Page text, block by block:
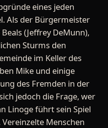
eines jeden
Als der Bürgermeister
(Jeffrey DeMunn),
Sturms den
im Keller des
Mike und einige
des Fremden in der
jedoch die Frage, wer
Linoge führt sein Spiel
Menschen